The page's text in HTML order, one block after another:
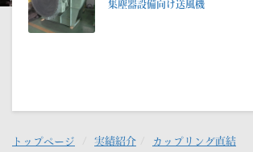
集塵器設備向け送風機
トップページ 実績紹介 カップリング直結